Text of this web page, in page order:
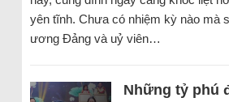
yên tĩnh. Chưa có nhiệm kỳ nào mà
ương Đảng và uỷ viên…
Những tỷ phú